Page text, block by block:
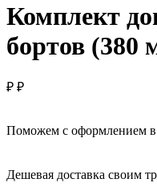
Комплект
бортов (380
₽ ₽
Поможем с оформлением
Дешевая доставка своим